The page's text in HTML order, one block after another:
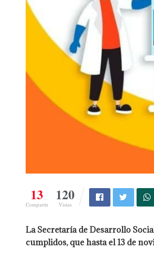
13
Compartir
120
Vistas
La Secretaría de Desarrollo
cumplidos, que hasta el 13 de